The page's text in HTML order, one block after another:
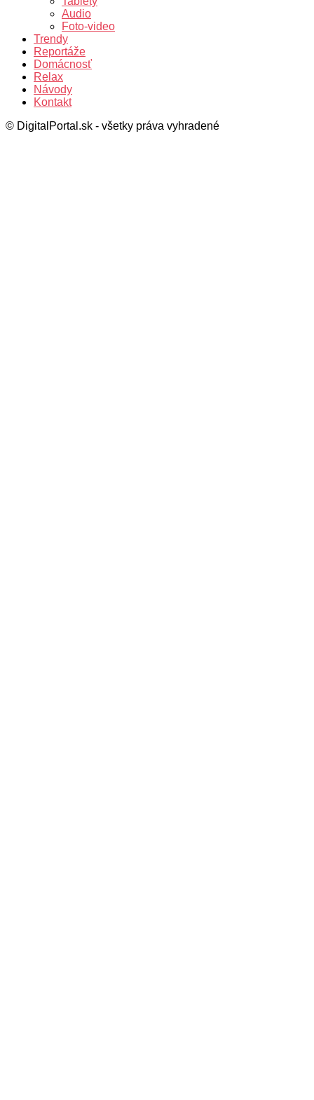
Audio
Foto-video
Trendy
Reportáže
Domácnosť
Relax
Návody
Kontakt
© DigitalPortal.sk - všetky práva vyhradené